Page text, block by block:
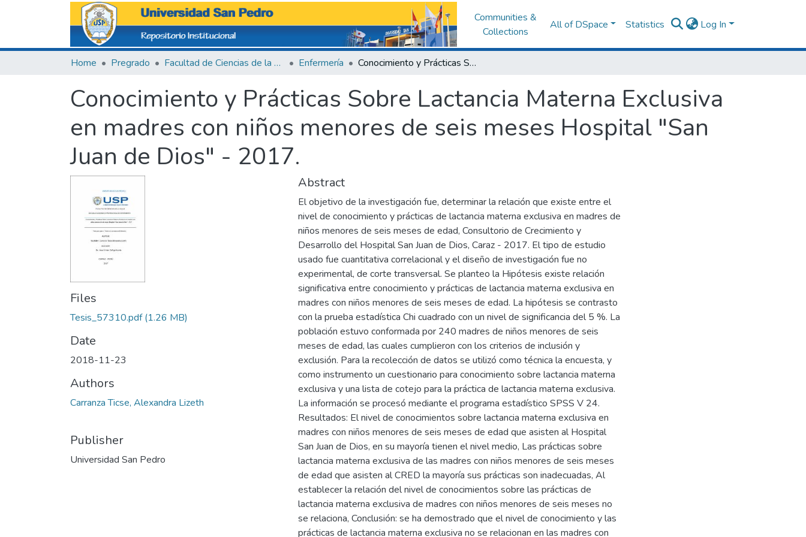
Communities &
Collections
All of DSpace Statistics Log In
Home Pregrado Facultad de Ciencias de la Salud Enfermería Conocimiento y Prácticas Sobre Lactancia Materna Exclusiva en madres con niños menores de seis meses Hospital "San Juan de Dios" - 2017.
Conocimiento y Prácticas Sobre Lactancia Materna Exclusiva
en madres con niños menores de seis meses Hospital "San
Juan de Dios" - 2017.
Files
Tesis_57310.pdf(1.26 MB)
Date
2018-11-23
Authors
Carranza Ticse, Alexandra Lizeth
Publisher
Universidad San Pedro
Abstract
El objetivo de la investigación fue, determinar la relación que existe entre el
nivel de conocimiento y prácticas de lactancia materna exclusiva en madres de
niños menores de seis meses de edad, Consultorio de Crecimiento y
Desarrollo del Hospital San Juan de Dios, Caraz - 2017. El tipo de estudio
usado fue cuantitativa correlacional y el diseño de investigación fue no
experimental, de corte transversal. Se planteo la Hipótesis existe relación
significativa entre conocimiento y prácticas de lactancia materna exclusiva en
madres con niños menores de seis meses de edad. La hipótesis se contrasto
con la prueba estadística Chi cuadrado con un nivel de significancia del 5 %. La
población estuvo conformada por 240 madres de niños menores de seis
meses de edad, las cuales cumplieron con los criterios de inclusión y
exclusión. Para la recolección de datos se utilizó como técnica la encuesta, y
como instrumento un cuestionario para conocimiento sobre lactancia materna
exclusiva y una lista de cotejo para la práctica de lactancia materna exclusiva.
La información se procesó mediante el programa estadístico SPSS V 24.
Resultados: El nivel de conocimientos sobre lactancia materna exclusiva en
madres con niños menores de seis meses de edad que asisten al Hospital
San Juan de Dios, en su mayoría tienen el nivel medio, Las prácticas sobre
lactancia materna exclusiva de las madres con niños menores de seis meses
de edad que asisten al CRED la mayoría sus prácticas son inadecuadas, Al
establecer la relación del nivel de conocimientos sobre las prácticas de
lactancia materna exclusiva de madres con niños menores de seis meses no
se relaciona, Conclusión: se ha demostrado que el nivel de conocimiento y las
prácticas de lactancia materna exclusiva no se relacionan en las madres con